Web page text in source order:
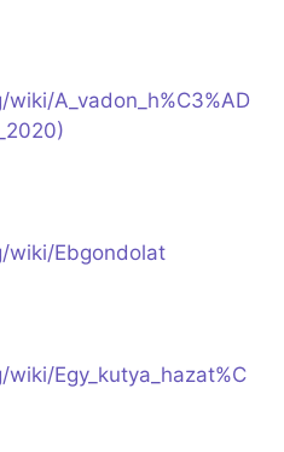
A_vadon_h%C3%AD
wiki/Ebgondolat
Egy_kutya_hazat%C